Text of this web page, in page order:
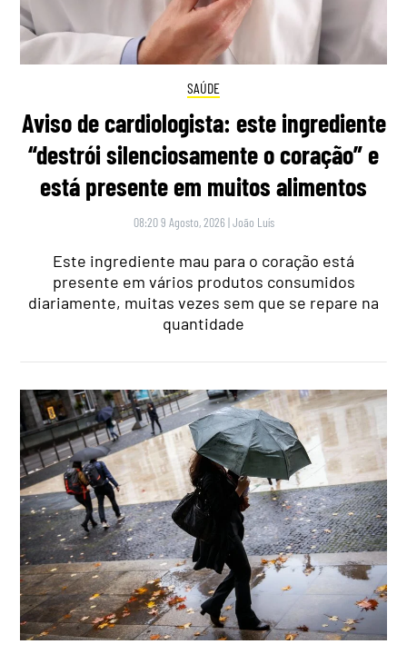
SAÚDE
Aviso de cardiologista: este ingrediente
“destrói silenciosamente o coração” e
está presente em muitos alimentos
08:20 9 Agosto, 2026 |João Luís
Este ingrediente mau para o coração está
presente em vários produtos consumidos
diariamente, muitas vezes sem que se repare na
quantidade